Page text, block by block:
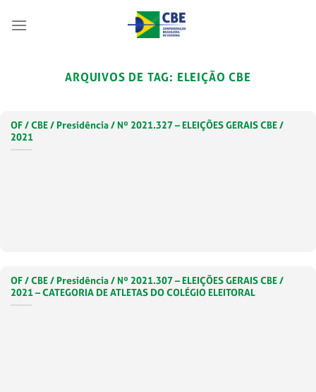
ARQUIVOS DE TAG: ELEIÇÃO CBE
OF / CBE / Presidência / Nº 2021.327 – ELEIÇÕES GERAIS CBE /
2021
OF / CBE / Presidência / Nº 2021.307 – ELEIÇÕES GERAIS CBE /
2021 – CATEGORIA DE ATLETAS DO COLÉGIO ELEITORAL